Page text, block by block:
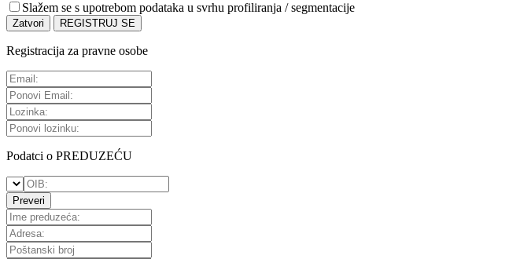
Slažem se s upotrebom podataka u svrhu profiliranja / segmentacije
Zatvori REGISTRUJ SE
Registracija za pravne osobe
Podatci o PREDUZEĆU
Preveri